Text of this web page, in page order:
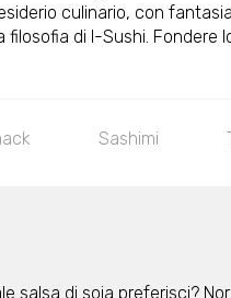
culinario, con
di I-Sushi. Fondere
Sashimi
salsa di soia preferisci?